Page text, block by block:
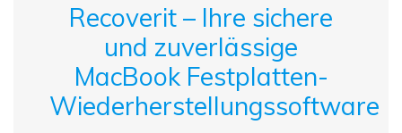
Recoverit – Ihre sichere
und zuverlässige
MacBook Festplatten-
Wiederherstellungssoftware